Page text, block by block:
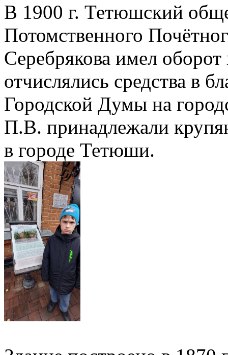
В 1900 г. Тетюшский
Потомственного
Серебрякова имел
отчислялись средства в
Городской Думы на
П.В. принадлежали
в городе Тетюши.